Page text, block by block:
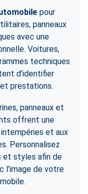
pour
panneaux
avec une
Voitures,
techniques
d’identifier
prestations.
panneaux et
offrent une
et aux
Personnalisez
et styles afin de
l’image de votre